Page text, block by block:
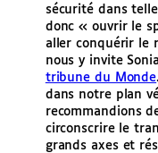
sécurité dans
donc « ouvrir le
aller conquérir le
nous y invite
tribune du Monde
dans notre plan
recommandions
circonscrire le
grands axes et